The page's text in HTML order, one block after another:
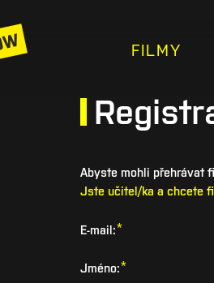
FILMY
Abyste mohli přehrávat
Jste učitel/ka a chcete
E-mail:*
Jméno:*